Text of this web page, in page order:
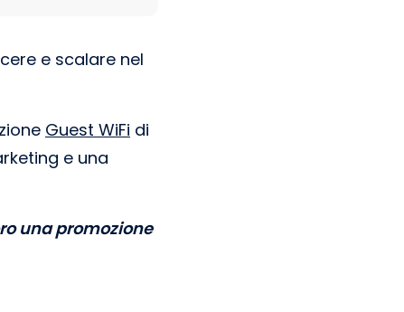
e scalare nel
Guest WiFi di
e una
una promozione